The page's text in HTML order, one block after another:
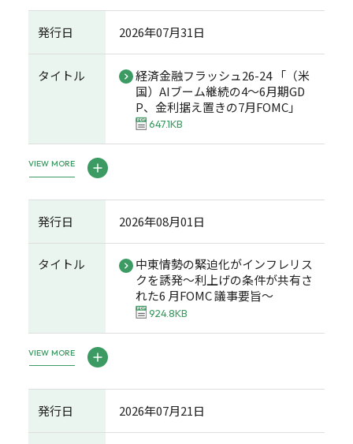
発行日 2026年07月31日
タイトル
経済金融フラッシュ26-24 「（米
国）AIブーム継続の4～6月期GD
P、金利据え置きの7月FOMC」
647.1KB
VIEW MORE
発行日 2026年08月01日
タイトル
中東情勢の緊迫化がインフレリス
クを誘発～利上げの条件が共有さ
れた6 月FOMC 議事要旨～
924.8KB
VIEW MORE
発行日 2026年07月21日